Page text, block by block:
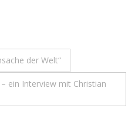
der Welt“
ein Interview mit Christian